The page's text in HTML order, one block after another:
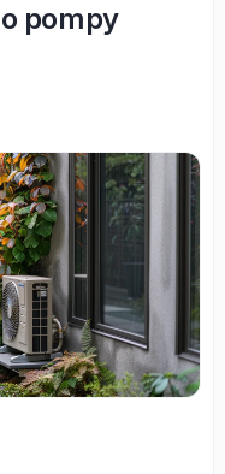
pompy